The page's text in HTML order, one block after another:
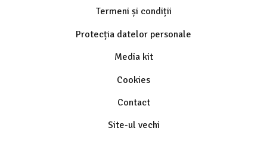
Termeni și condiții
Protecția datelor personale
Media kit
Cookies
Contact
Site-ul vechi